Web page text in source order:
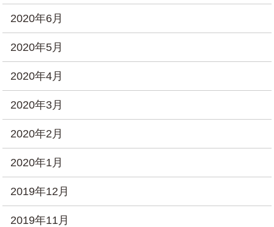
2020年6月
2020年5月
2020年4月
2020年3月
2020年2月
2020年1月
2019年12月
2019年11月